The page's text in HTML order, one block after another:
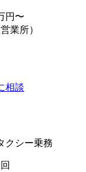
円〜
業所）
相談
クシー乗務